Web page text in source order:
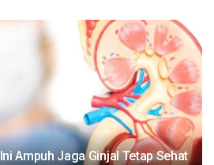
Ampuh Jaga Ginjal Tetap Sehat